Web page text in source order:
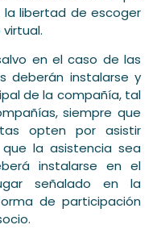
libertad de escoger
en el caso de las
deberán instalarse y
de la compañía, tal
siempre que
opten por asistir
la asistencia sea
instalarse en el
señalado en la
de participación